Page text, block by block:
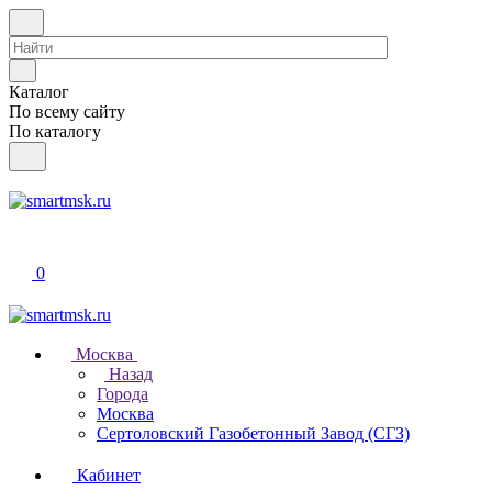
Каталог
По всему сайту
По каталогу
0
Москва
Назад
Города
Москва
Сертоловский Газобетонный Завод (СГЗ)
Кабинет